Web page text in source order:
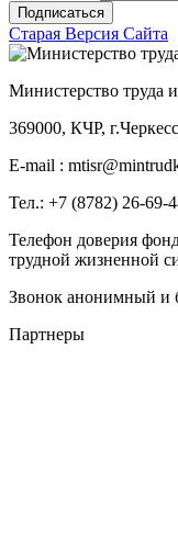
Подписаться
Старая Версия Сайта
Министерство труда
369000, КЧР,
E-mail :
Тел.: +7 (8782) 26-69-
Телефон доверия
трудной жизненной
Звонок анонимный и
Партнеры